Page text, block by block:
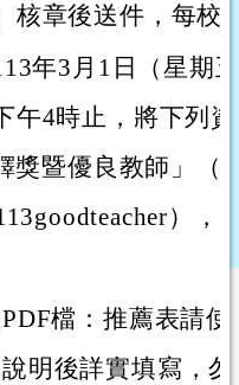
核章後送件，每校
年3月1日（星期
午4時止，將下列
獎暨優良教師」（
），
檔：推薦表請
明後詳實填寫，